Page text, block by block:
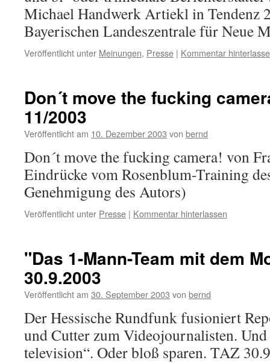
Michael Handwerk Artiekl in Tendenz
Bayerischen Landeszentrale für Neue
Veröffentlicht unter Meinungen, Presse | Kommentar
Don´t move the fucking
11/2003
Veröffentlicht am 10. Dezember 2003 von bernd
Don´t move the fucking camera! von
Eindrücke vom Rosenblum-Training
Genehmigung des Autors)
Veröffentlicht unter Presse | Kommentar hinterlassen
"Das 1-Mann-Team mit dem
30.9.2003
Veröffentlicht am 30. September 2003 von bernd
Der Hessische Rundfunk fusioniert
und Cutter zum Videojournalisten.
television“. Oder bloß sparen. TAZ